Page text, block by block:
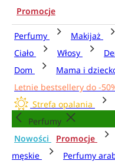
Promocje
Perfumy Makijaż
Ciało
Włosy
Dom
Mama i
Letnie bestsellery do -
Strefa opalania
Perfumy
Nowości
Promocje
męskie
Perfumy